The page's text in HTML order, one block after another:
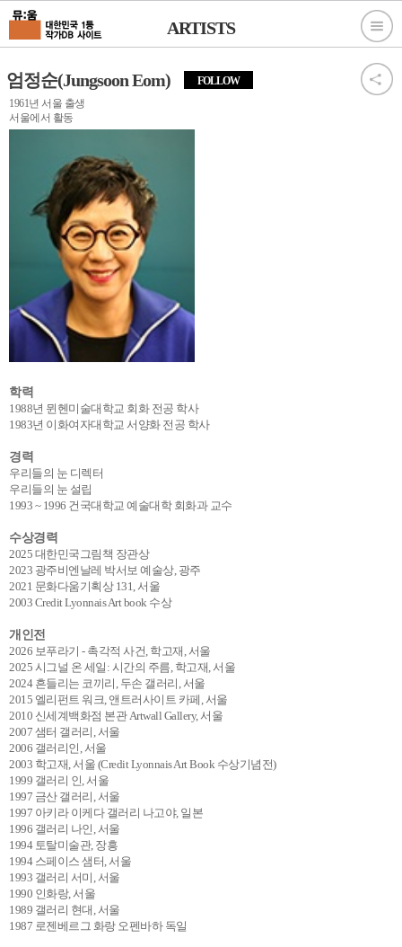
ARTISTS
엄정순(Jungsoon Eom)
FOLLOW
1961년 서울 출생
서울에서 활동
학력
1988년 뮌헨미술대학교 회화 전공 학사
1983년 이화여자대학교 서양화 전공 학사
경력
우리들의 눈 디렉터
우리들의 눈 설립
1993 ~ 1996 건국대학교 예술대학 회화과 교수
수상경력
2025 대한민국그림책 장관상
2023 광주비엔날레 박서보 예술상, 광주
2021 문화다움기획상 131, 서울
2003 Credit Lyonnais Art book 수상
개인전
2026 보푸라기 - 촉각적 사건, 학고재, 서울
2025 시그널 온 세일: 시간의 주름, 학고재, 서울
2024 흔들리는 코끼리, 두손 갤러리, 서울
2015 엘리펀트 워크, 앤트러사이트 카페, 서울
2010 신세계백화점 본관 Artwall Gallery, 서울
2007 샘터 갤러리, 서울
2006 갤러리인, 서울
2003 학고재, 서울 (Credit Lyonnais Art Book 수상기념전)
1999 갤러리 인, 서울
1997 금산 갤러리, 서울
1997 아키라 이케다 갤러리 나고야, 일본
1996 갤러리 나인, 서울
1994 토탈미술관, 장흥
1994 스페이스 샘터, 서울
1993 갤러리 서미, 서울
1990 인화랑, 서울
1989 갤러리 현대, 서울
1987 로젠베르그 화랑 오펜바하 독일